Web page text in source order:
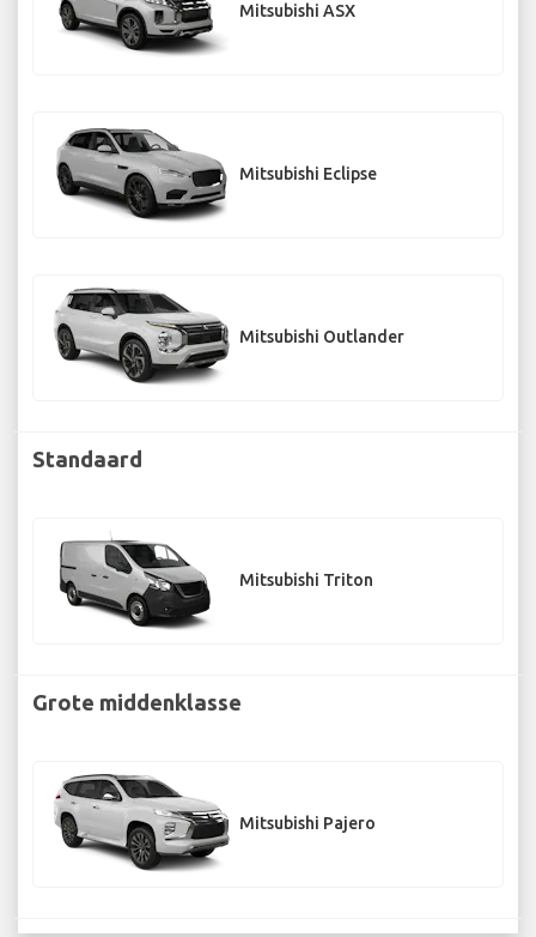
Mitsubishi ASX
Mitsubishi Eclipse
Mitsubishi Outlander
Standaard
Mitsubishi Triton
Grote middenklasse
Mitsubishi Pajero